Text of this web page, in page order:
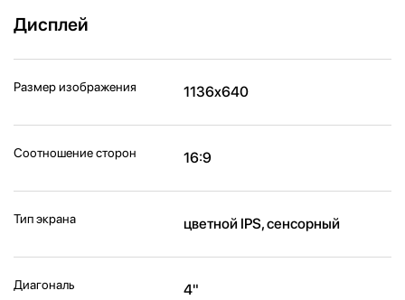
Дисплей
Размер изображения 1136x640
Соотношение сторон 16:9
Тип экрана цветной IPS, сенсорный
Диагональ 4"